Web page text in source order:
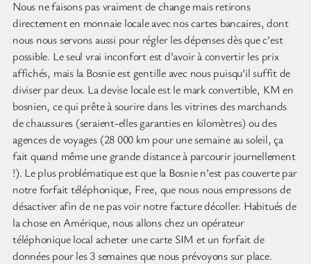
Nous ne faisons pas vraiment de change mais retirons
directement en monnaie locale avec nos cartes bancaires, dont
nous nous servons aussi pour régler les dépenses dès que c’est
possible. Le seul vrai inconfort est d’avoir à convertir les prix
affichés, mais la Bosnie est gentille avec nous puisqu’il suffit de
diviser par deux. La devise locale est le mark convertible, KM en
bosnien, ce qui prête à sourire dans les vitrines des marchands
de chaussures (seraient-elles garanties en kilomètres) ou des
agences de voyages (28 000 km pour une semaine au soleil, ça
fait quand même une grande distance à parcourir journellement
!). Le plus problématique est que la Bosnie n’est pas couverte par
notre forfait téléphonique, Free, que nous nous empressons de
désactiver afin de ne pas voir notre facture décoller. Habitués de
la chose en Amérique, nous allons chez un opérateur
téléphonique local acheter une carte SIM et un forfait de
données pour les 3 semaines que nous prévoyons sur place.